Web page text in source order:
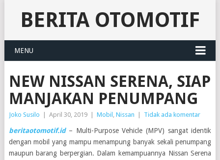
BERITA OTOMOTIF
MENU
NEW NISSAN SERENA, SIAP
MANJAKAN PENUMPANG
Joko Susilo April 30, 2019 Mobil , Nissan Tidak ada komentar
beritaotomotif.id– Multi-Purpose Vehicle (MPV) sangat identik
dengan mobil yang mampu menampung banyak sekali penumpang
maupun barang berpergian. Dalam kemampuannya Nissan Serena